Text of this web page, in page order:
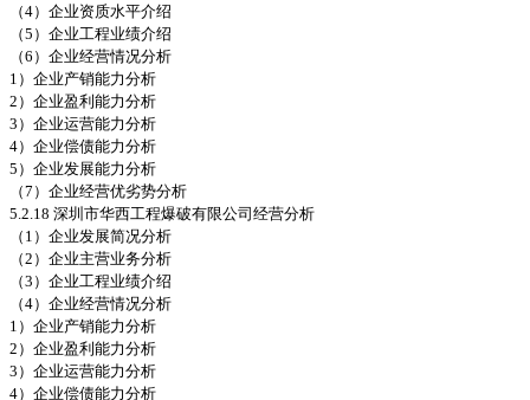
（4）企业资质水平介绍
（5）企业工程业绩介绍
（6）企业经营情况分析
1）企业产销能力分析
2）企业盈利能力分析
3）企业运营能力分析
4）企业偿债能力分析
5）企业发展能力分析
（7）企业经营优劣势分析
5.2.18 深圳市华西工程爆破有限公司经营分析
（1）企业发展简况分析
（2）企业主营业务分析
（3）企业工程业绩介绍
（4）企业经营情况分析
1）企业产销能力分析
2）企业盈利能力分析
3）企业运营能力分析
4）企业偿债能力分析